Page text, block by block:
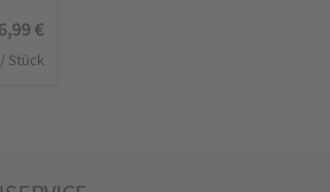
€
/ Stück